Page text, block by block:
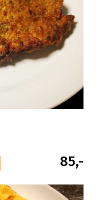
85,-